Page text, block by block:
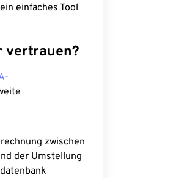
einfaches Tool
vertrauen?
zwischen
der Umstellung